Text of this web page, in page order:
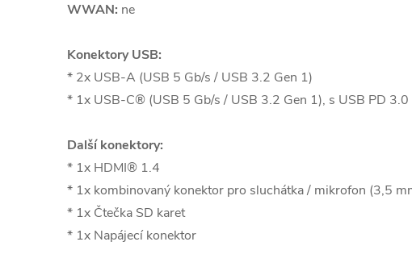
WWAN: ne
Konektory USB:
* 2x USB-A (USB 5 Gb/s / USB 3.2 Gen 1)
* 1x USB-C® (USB 5 Gb/s / USB 3.2 Gen 1), s USB PD
Další konektory:
* 1x HDMI® 1.4
* 1x kombinovaný konektor pro sluchátka / mikrofon (3,5
* 1x Čtečka SD karet
* 1x Napájecí konektor